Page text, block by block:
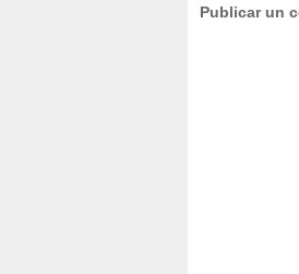
Publicar un